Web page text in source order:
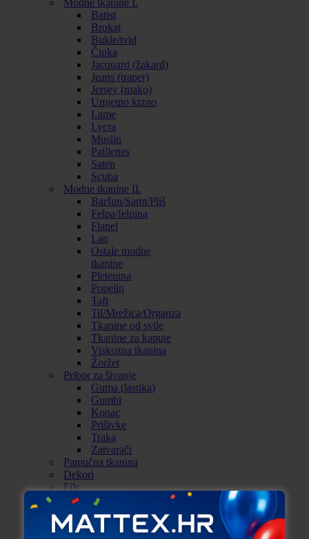
Modne tkanine I.
Batist
Brokat
Bukle/tvid
Čipka
Jacquard (žakard)
Jeans (traper)
Jersey (mako)
Umjetno krzno
Lame
Lycra
Muslin
Paillettes
Saten
Scuba
Modne tkanine II.
Baršun/Samt/Pliš
Felpa/felpina
Flanel
Lan
Ostale modne
tkanine
Pletenina
Popelin
Taft
Til/Mrežica/Organza
Tkanine od svile
Tkanine za kapute
Viskozna tkanina
Žoržet
Pribor za šivanje
Guma (lastika)
Gumbi
Konac
Prišivke
Traka
Zatvarači
Pamučna tkanina
Dekori
Filc
Flis
Flizelin
Keper
Panama uni (Beneton)